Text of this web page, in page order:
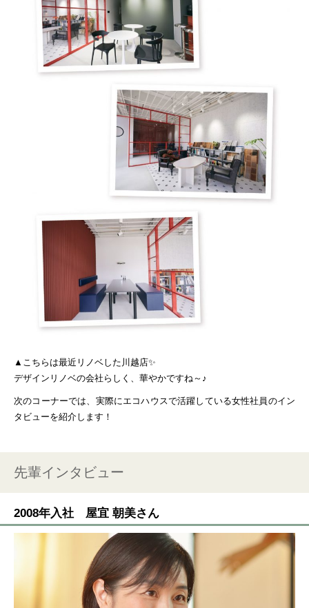
▲こちらは最近リノベした川越店✨
デザインリノベの会社らしく、華やかですね～♪
次のコーナーでは、実際にエコハウスで活躍している女性社員のイン
タビューを紹介します！
先輩インタビュー
2008年入社 屋宜 朝美さん